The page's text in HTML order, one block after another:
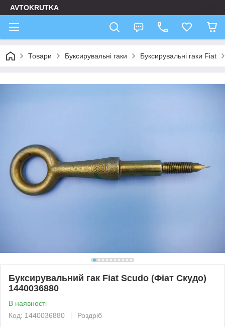
AVTOKRUTKA
Товари Буксирувальні гаки Буксирувальні гаки Fiat
Буксирувальний гак Fiat Scudo (Фіат Скудо)
1440036880
В наявності
Код: 1440036880
Роздріб